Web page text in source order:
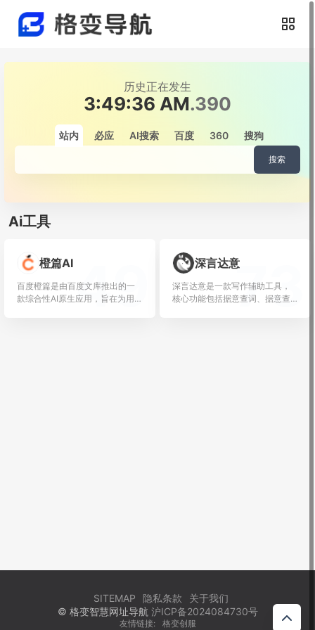
历史正在发生
3:49:36 AM.542
站内 必应 AI搜索 百度 360 搜狗
搜索
Ai工具
橙篇AI
百度橙篇是由百度文库推出的一
款综合性AI原生应用，旨在为用户
49 深言达意
深言达意是一款写作辅助工具，
核心功能包括据意查词、据意查
73
SITEMAP 隐私条款
关于我们
© 格变智慧网址导航 沪ICP备2024084730号
友情链接: 格变创服